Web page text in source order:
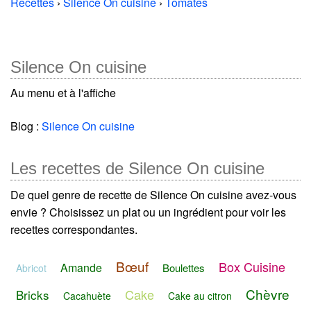
Silence On cuisine
Au menu et à l'affiche
Blog : Silence On cuisine
Les recettes de Silence On cuisine
De quel genre de recette de Silence On cuisine avez-vous
envie ? Choisissez un plat ou un ingrédient pour voir les
recettes correspondantes.
Abricot Amande Bœuf Boulettes Box Cuisine
Bricks Cacahuète Cake Cake au citron Chèvre